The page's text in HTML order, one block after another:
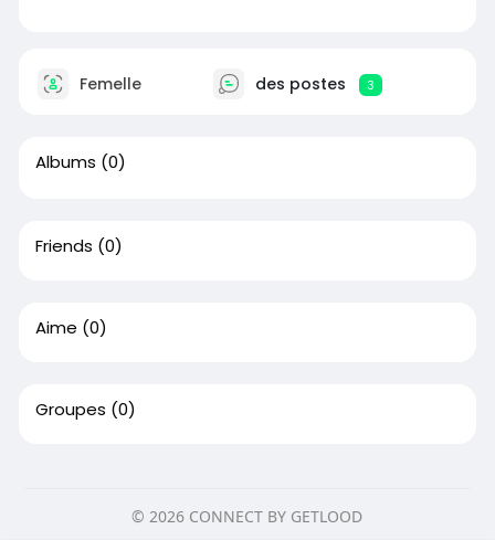
Femelle des postes 3
Albums (0)
Friends (0)
Aime (0)
Groupes (0)
© 2026 CONNECT BY GETLOOD